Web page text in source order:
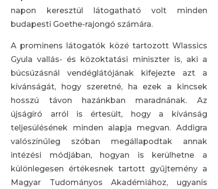
napon keresztül látogatható volt minden
budapesti Goethe-rajongó számára.
A prominens látogatók közé tartozott Wlassics
Gyula vallás- és közoktatási miniszter is, aki a
búcsúzásnál vendéglátójának kifejezte azt a
kívánságát, hogy szeretné, ha ezek a kincsek
hosszú távon hazánkban maradnának. Az
újságíró arról is értesült, hogy a kívánság
teljesülésének minden alapja megvan. Addigra
valószínűleg szóban megállapodtak annak
intézési módjában, hogyan is kerülhetne a
különlegesen értékesnek tartott gyűjtemény a
Magyar Tudományos Akadémiához, ugyanis